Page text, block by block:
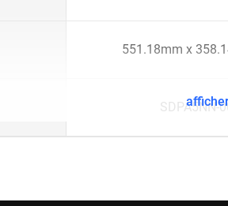
551.18mm x
SDPA5NN-